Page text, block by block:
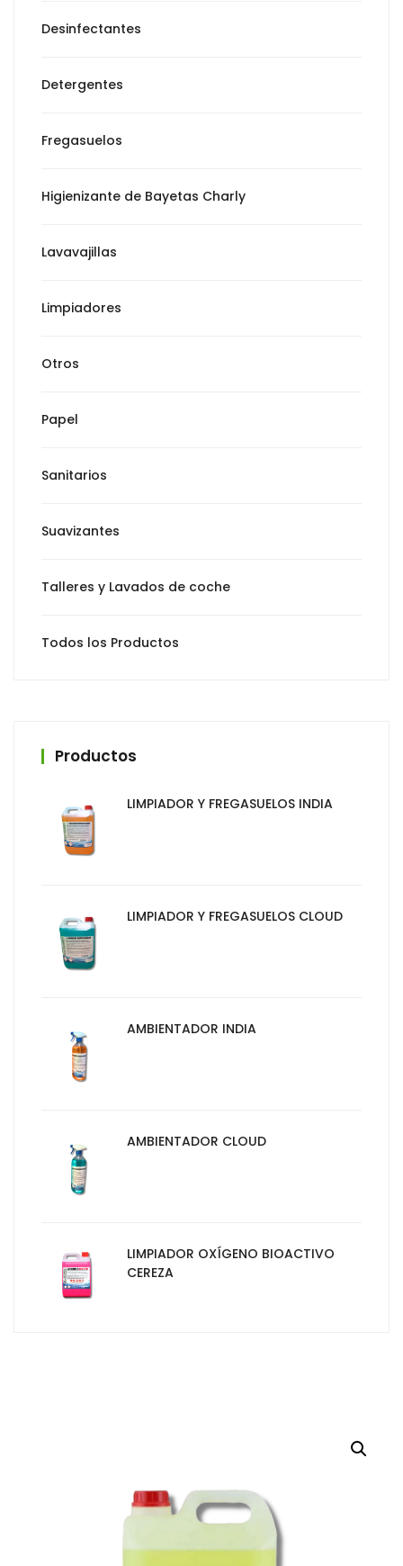
Desinfectantes
Detergentes
Fregasuelos
Higienizante de Bayetas Charly
Lavavajillas
Limpiadores
Otros
Papel
Sanitarios
Suavizantes
Talleres y Lavados de coche
Todos los Productos
Productos
LIMPIADOR Y FREGASUELOS INDIA
LIMPIADOR Y FREGASUELOS CLOUD
AMBIENTADOR INDIA
AMBIENTADOR CLOUD
LIMPIADOR OXÍGENO BIOACTIVO
CEREZA